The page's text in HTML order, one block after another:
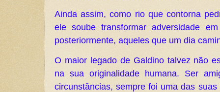
Ainda assim, como rio que contorna
ele soube transformar adversidade
posteriormente, aqueles que um dia
O maior legado de Galdino talvez não
na sua originalidade humana. Ser
circunstâncias, sempre foi uma das